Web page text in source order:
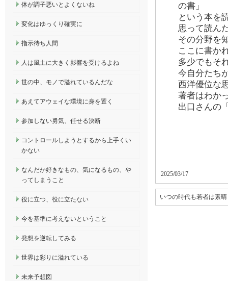
の書」
という本を
思って読ん
その分野を
ここに書か
多少でもそ
今自分たち
西洋優位な
著者はわか
出口さんの
2025/03/17
いつの時代も若者は素
体が調子悪いとよくないね
変化はゆっくり確実に
指示待ち人間
人は風土に大きく影響を受けるよね
世の中、モノで溢れているんだな
あえてアウェイな環境に身を置く
参加しない勇気、任せる決断
コントロールしようとするから上手くい
かない
なんだか好きなもの、気になるもの、や
ってしまうこと
役に立つ、役に立たない
今を基準に考えないということ
発想を逆転してみる
世界は彩りに溢れている
未来予想図